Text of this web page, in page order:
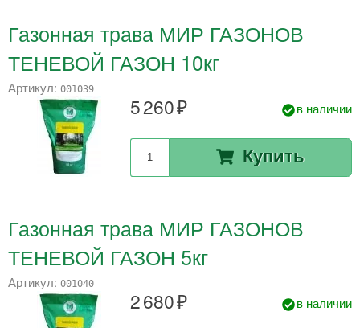
Газонная трава МИР ГАЗОНОВ
ТЕНЕВОЙ ГАЗОН 10кг
Артикул: 001039
5 260 в наличии
Купить
Газонная трава МИР ГАЗОНОВ
ТЕНЕВОЙ ГАЗОН 5кг
Артикул: 001040
2 680 в наличии